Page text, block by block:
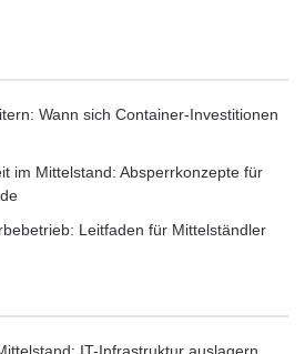
zum Beispiel die aktuelle
oder die aktuelle Position.
Interaktionen
Komponenten,
neue Zieltemperatur für die
sind Nachrichten,
Informationen beinhalten,
oder die Heimatadresse.
Wann sich Container-Investitionen
im Mittelstand: Absperrkonzepte für
Leitfaden für Mittelständler